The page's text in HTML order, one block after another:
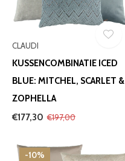
CLAUDI
KUSSENCOMBINATIE ICED
BLUE: MITCHEL, SCARLET &
ZOPHELLA
€177,30 €197,00
-10%